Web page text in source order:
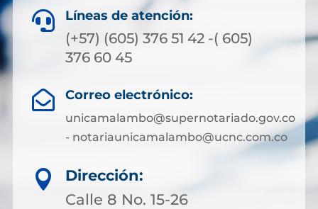
 Líneas de atención:
(+57) (605) 376 51 42 -( 605)
376 60 45
 Correo electrónico:
unicamalambo@supernotariado.gov.co
- notariaunicamalambo@ucnc.com.co

Dirección:
Calle 8 No. 15-26